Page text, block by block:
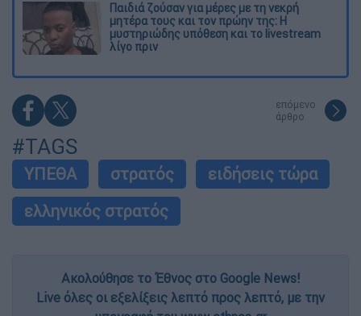
Παιδιά ζούσαν για μέρες με τη νεκρή
μητέρα τους και τον πρώην της: Η
μυστηριώδης υπόθεση και το livestream
λίγο πριν
επόμενο
άρθρο
#TAGS
ΥΠΕΘΑ στρατός
ειδήσεις τώρα
ελληνικός στρατός
Ακολούθησε το Έθνος στο Google News!
Live όλες οι εξελίξεις λεπτό προς λεπτό, με την